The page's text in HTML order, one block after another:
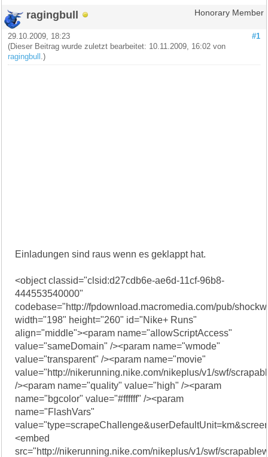
ragingbull Honorary Member
#1
29.10.2009, 18:23
(Dieser Beitrag wurde zuletzt bearbeitet: 10.11.2009, 16:02 von
ragingbull
.)
Einladungen sind raus wenn es geklappt hat.
<object classid="clsid:d27cdb6e-ae6d-11cf-96b8-
444553540000"
codebase="http://fpdownload.macromedia.com/pub/
width="198" height="260" id="Nike+ Runs"
align="middle"><param name="allowScriptAccess"
value="sameDomain" /><param name="wmode"
value="transparent" /><param name="movie"
value="http://nikerunning.nike.com/nikeplus/v1/swf/
/><param name="quality" value="high" /><param
name="bgcolor" value="#ffffff" /><param
name="FlashVars"
<embed
src="http://nikerunning.nike.com/nikeplus/v1/swf/